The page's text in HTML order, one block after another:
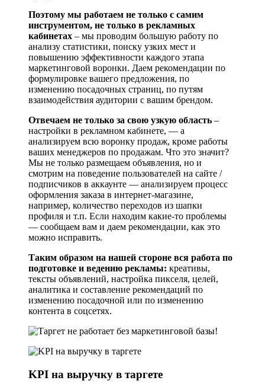
Поэтому мы работаем не только с самим
инструментом, не только в рекламных
кабинетах – мы проводим большую работу по
анализу статистики, поиску узких мест и
повышению эффективности каждого этапа
маркетинговой воронки. Даем рекомендации по
формулировке вашего предложения, по
изменению посадочных страниц, по путям
взаимодействия аудитории с вашим брендом.
Отвечаем не только за свою узкую область –
настройки в рекламном кабинете, — а
анализируем всю воронку продаж, кроме работы
ваших менеджеров по продажам. Что это значит?
Мы не только размещаем объявления, но и
смотрим на поведение пользователей на сайте /
подписчиков в аккаунте — анализируем процесс
оформления заказа в интернет-магазине,
например, количество переходов из шапки
профиля и т.п. Если находим какие-то проблемы
— сообщаем вам и даем рекомендации, как это
можно исправить.
Таким образом на нашей стороне вся работа по
подготовке и ведению рекламы: креативы,
тексты объявлений, настройка пикселя, целей,
аналитика и составление рекомендаций по
изменению посадочной или по изменению
контента в соцсетях.
KPI на выручку в таргете